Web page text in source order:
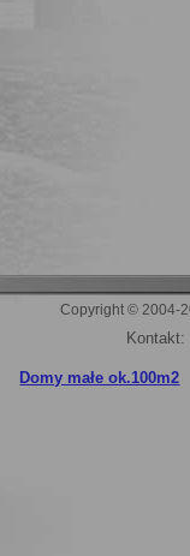
Copyright © 2004-
Kontakt:
Domy małe ok.100m2